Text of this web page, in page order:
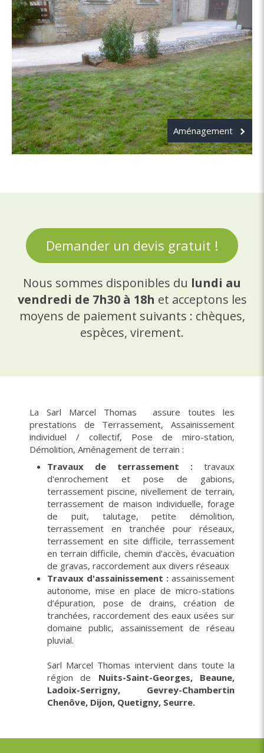
Aménagement
Demander un devis gratuit !
Nous sommes disponibles du lundi au
vendredi de 7h30 à 18h et acceptons les
moyens de paiement suivants : chèques,
espèces, virement.
La Sarl Marcel Thomas assure toutes les
prestations de Terrassement, Assainissement
individuel / collectif, Pose de miro-station,
Démolition, Aménagement de terrain :
Travaux de terrassement : travaux
d'enrochement et pose de gabions,
terrassement piscine, nivellement de terrain,
terrassement de maison individuelle, forage
de puit, talutage, petite démolition,
terrassement en tranchée pour réseaux,
terrassement en site difficile, terrassement
en terrain difficile, chemin d’accès, évacuation
de gravas, raccordement aux divers réseaux
Travaux d'assainissement : assainissement
autonome, mise en place de micro-stations
d’épuration, pose de drains, création de
tranchées, raccordement des eaux usées sur
domaine public, assainissement de réseau
pluvial.
Sarl Marcel Thomas intervient dans toute la
région de Nuits-Saint-Georges, Beaune,
Ladoix-Serrigny, Gevrey-Chambertin
Chenôve, Dijon, Quetigny, Seurre.